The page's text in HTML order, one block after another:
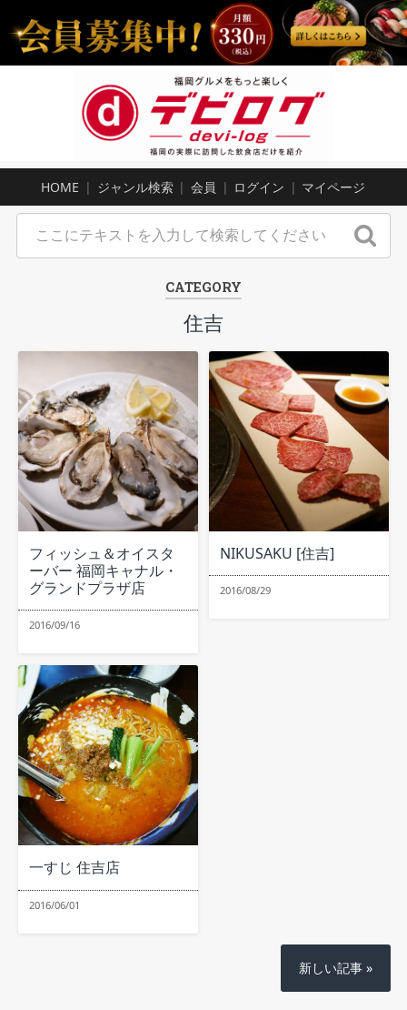
HOME ジャンル検索 会員 ログイン マイページ
CATEGORY
住吉
フィッシュ＆オイスタ
ーバー 福岡キャナル・
グランドプラザ店
2016/09/16
NIKUSAKU [住吉]
2016/08/29
一すじ 住吉店
2016/06/01
新しい記事 »